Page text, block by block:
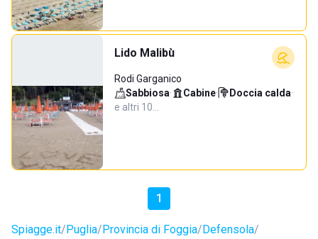
Lido Malibù
Rodi Garganico
Sabbiosa· Cabine· Doccia calda·
e altri 10…
1
Spiagge.it Puglia Provincia di Foggia Defensola